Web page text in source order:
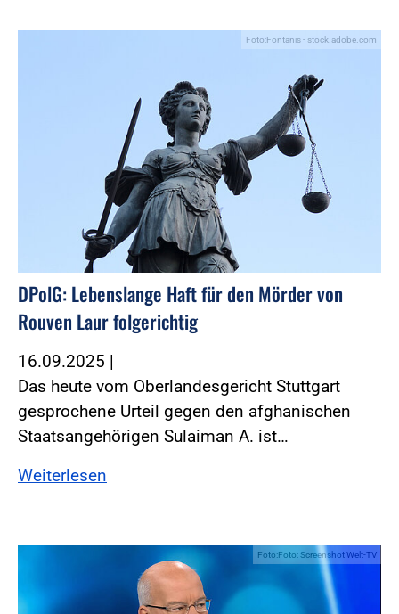
Foto:Fontanis - stock.adobe.com
DPolG: Lebenslange Haft für den Mörder von
Rouven Laur folgerichtig
16.09.2025 |
Das heute vom Oberlandesgericht Stuttgart
gesprochene Urteil gegen den afghanischen
Staatsangehörigen Sulaiman A. ist…
Weiterlesen
Foto:Foto: Screenshot Welt-TV